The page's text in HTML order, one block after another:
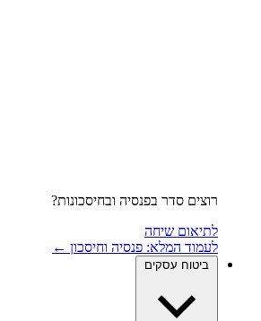
רוצים סדר בפנסיה ובחיסכונות?
לתיאום שיחה
לעמוד המלא: פנסיה וחיסכון ←
ביטוח עסקים